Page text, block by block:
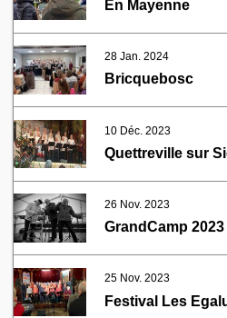
En Mayenne
28 Jan. 2024
Bricquebosc
10 Déc. 2023
Quettreville sur
26 Nov. 2023
GrandCamp 2023
25 Nov. 2023
Festival Les